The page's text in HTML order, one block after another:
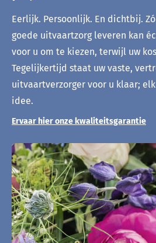
Eerlijk. Persoonlijk. En dichtbij.
goede uitvaartzorg leveren kan
voor u om te kiezen, terwijl uw
Tegelijkertijd staat uw vaste,
uitvaartverzorger voor u klaar;
idee.
Ervaar hier onze kwaliteitsgarantie